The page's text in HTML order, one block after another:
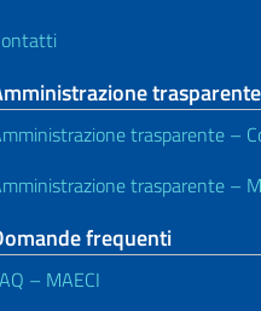
trasparente
trasparente –
trasparente –
frequenti
– MAECI